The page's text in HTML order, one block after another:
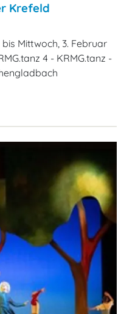
Krefeld
Mittwoch, 3. Februar
4 - KRMG.tanz -